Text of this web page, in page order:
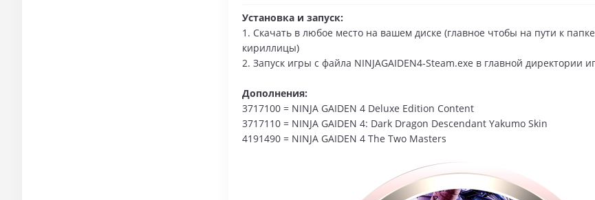
Установка и запуск:
1. Скачать в любое место на вашем диске (главное чтобы на пути к
кириллицы)
2. Запуск игры с файла NINJAGAIDEN4-Steam.exe в главной директории
Дополнения:
3717100 = NINJA GAIDEN 4 Deluxe Edition Content
3717110 = NINJA GAIDEN 4: Dark Dragon Descendant Yakumo Skin
4191490 = NINJA GAIDEN 4 The Two Masters